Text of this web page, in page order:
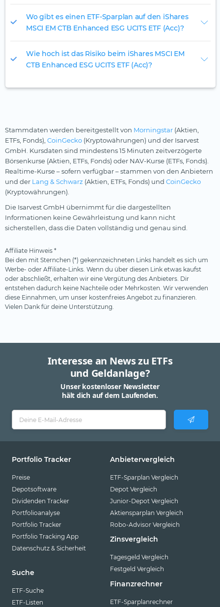
Wo gibt es einen ETF-Sparplan auf den iShares
MSCI EM CTB Enhanced ESG UCITS ETF (Acc)?
Wie hoch ist das Risiko beim iShares MSCI EM
CTB Enhanced ESG UCITS ETF (Acc)?
Stammdaten werden bereitgestellt von Morningstar (Aktien,
ETFs, Fonds), CoinGecko (Kryptowährungen) und der Isarvest
GmbH. Kursdaten sind mindestens 15 Minuten zeitverzögerte
Börsenkurse (Aktien, ETFs, Fonds) oder NAV-Kurse (ETFs, Fonds).
Realtime-Kurse – sofern verfügbar – stammen von den Anbietern
und der Lang & Schwarz (Aktien, ETFs, Fonds) und CoinGecko
(Kryptowährungen).
Die Isarvest GmbH übernimmt für die dargestellten
Informationen keine Gewährleistung und kann nicht
sicherstellen, dass die Daten vollständig und genau sind.
Affiliate Hinweis *
Bei den mit Sternchen (*) gekennzeichneten Links handelt es sich um
Werbe- oder Affiliate-Links. Wenn du über diesen Link etwas kaufst
oder abschließt, erhalten wir eine Vergütung des Anbieters. Dir
entstehen dadurch keine Nachteile oder Mehrkosten. Wir verwenden
diese Einnahmen, um unser kostenfreies Angebot zu finanzieren.
Vielen Dank für deine Unterstützung.
Interesse an News zu ETFs
und Geldanlage?
Unser kostenloser Newsletter
hält dich auf dem Laufenden.
Portfolio Tracker
Preise
Depotsoftware
Dividenden Tracker
Portfolioanalyse
Portfolio Tracker
Portfolio Tracking App
Datenschutz & Sicherheit
Suche
ETF-Suche
ETF-Listen
Anbietervergleich
ETF-Sparplan Vergleich
Depot Vergleich
Junior-Depot Vergleich
Aktiensparplan Vergleich
Robo-Advisor Vergleich
Zinsvergleich
Tagesgeld Vergleich
Festgeld Vergleich
Finanzrechner
ETF-Sparplanrechner